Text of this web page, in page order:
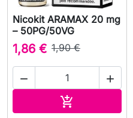
Nicokit ARAMAX 20 mg
– 50PG/50VG
1,86 € 1,90 €
 
